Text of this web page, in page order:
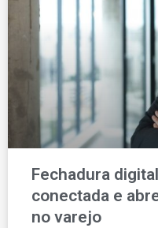
Fechadura
conectada e
no varejo